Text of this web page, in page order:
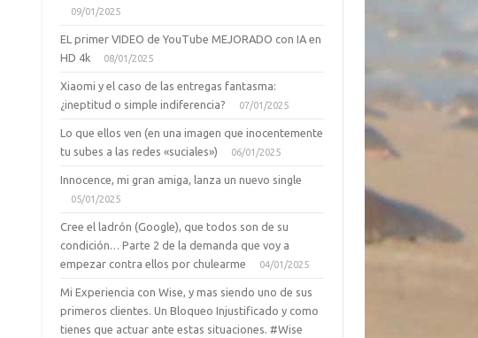
09/01/2025
EL primer VIDEO de YouTube MEJORADO con IA en
HD 4k
08/01/2025
Xiaomi y el caso de las entregas fantasma:
¿ineptitud o simple indiferencia?
07/01/2025
Lo que ellos ven (en una imagen que inocentemente
tu subes a las redes «suciales»)
06/01/2025
Innocence, mi gran amiga, lanza un nuevo single
05/01/2025
Cree el ladrón (Google), que todos son de su
condición… Parte 2 de la demanda que voy a
empezar contra ellos por chulearme
04/01/2025
Mi Experiencia con Wise, y mas siendo uno de sus
primeros clientes. Un Bloqueo Injustificado y como
tienes que actuar ante estas situaciones. #Wise